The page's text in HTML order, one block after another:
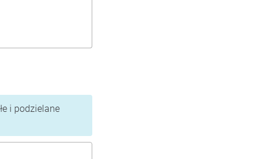
i podzielane